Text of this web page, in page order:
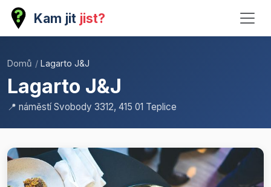
Kam jit jist?
Domů / Lagarto J&J
Lagarto J&J
📍 náměstí Svobody 3312, 415 01 Teplice